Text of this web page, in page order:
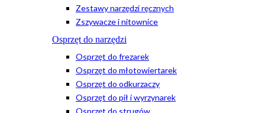
Zestawy narzędzi ręcznych
Zszywacze i nitownice
Osprzęt do narzędzi
Osprzęt do frezarek
Osprzęt do młotowiertarek
Osprzęt do odkurzaczy
Osprzęt do pił i wyrzynarek
Osprzęt do strugów